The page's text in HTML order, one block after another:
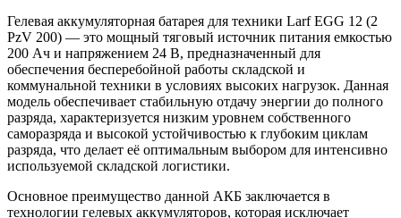
Гелевая аккумуляторная батарея для техники Larf EGG 12 (2
PzV 200) — это мощный тяговый источник питания емкостью
200 Ач и напряжением 24 В, предназначенный для
обеспечения бесперебойной работы складской и
коммунальной техники в условиях высоких нагрузок. Данная
модель обеспечивает стабильную отдачу энергии до полного
разряда, характеризуется низким уровнем собственного
саморазряда и высокой устойчивостью к глубоким циклам
разряда, что делает её оптимальным выбором для интенсивно
используемой складской логистики.
Основное преимущество данной АКБ заключается в
технологии гелевых аккумуляторов, которая исключает